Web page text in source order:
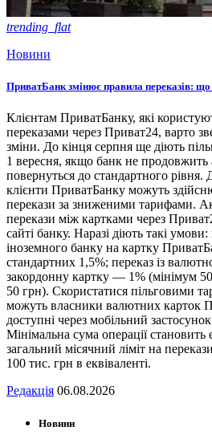
trending_flat
Новини
ПриватБанк змінює правила переказів: що
Клієнтам ПриватБанку, які
переказами через Приват24, варто
зміни. До кінця серпня ще діють
1 вересня, якщо банк не продовжить
повернуться до стандартного
клієнти ПриватБанку можуть
перекази за зниженими тарифами.
перекази між картками через
сайті банку. Наразі діють такі умови:
іноземного банку на картку
стандартних 1,5%; переказ із
закордонну картку — 1% (мінімум
50 грн). Скористатися пільговими
можуть власники валютних карток
доступні через мобільний
Мінімальна сума операції становить
загальний місячний ліміт на
100 тис. грн в еквіваленті.
Редакція 06.08.2026
Новини